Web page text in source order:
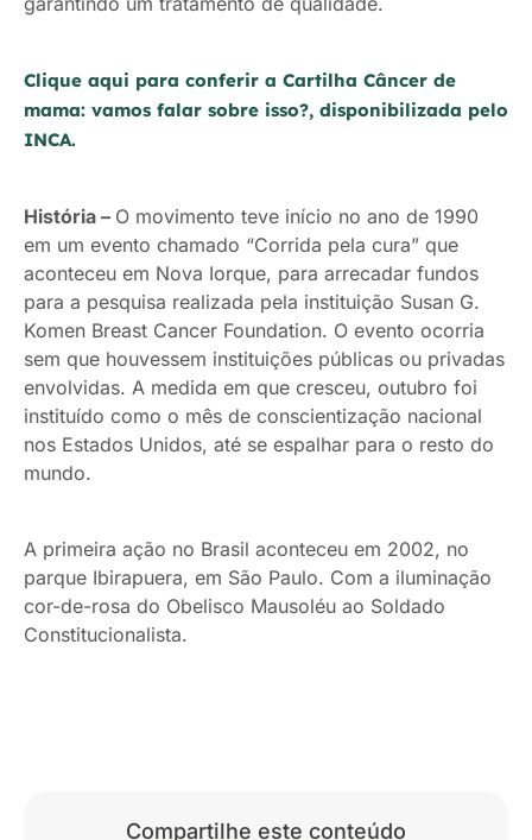
Clique aqui para conferir a Cartilha Câncer de
mama: vamos falar sobre isso?, disponibilizada pelo
INCA.
História – O movimento teve início no ano de 1990
em um evento chamado “Corrida pela cura” que
aconteceu em Nova Iorque, para arrecadar fundos
para a pesquisa realizada pela instituição Susan G.
Komen Breast Cancer Foundation. O evento ocorria
sem que houvessem instituições públicas ou privadas
envolvidas. A medida em que cresceu, outubro foi
instituído como o mês de conscientização nacional
nos Estados Unidos, até se espalhar para o resto do
mundo.
A primeira ação no Brasil aconteceu em 2002, no
parque Ibirapuera, em São Paulo. Com a iluminação
cor-de-rosa do Obelisco Mausoléu ao Soldado
Constitucionalista.
Compartilhe este conteúdo